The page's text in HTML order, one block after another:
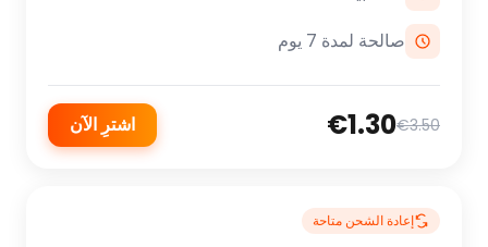
صالحة لمدة 7 يوم
€3.50
€1.30 اشترِ الآن
إعادة الشحن متاحة